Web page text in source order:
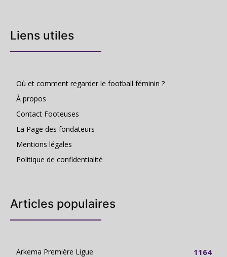
Liens utiles
Où et comment regarder le football féminin ?
À propos
Contact Footeuses
La Page des fondateurs
Mentions légales
Politique de confidentialité
Articles populaires
Arkema Première Ligue 1164